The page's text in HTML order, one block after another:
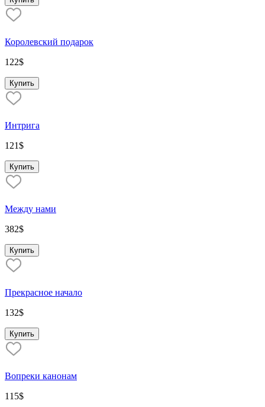
Королевский подарок
122$
Купить
Интрига
121$
Купить
Между нами
382$
Купить
Прекрасное начало
132$
Купить
Вопреки канонам
115$